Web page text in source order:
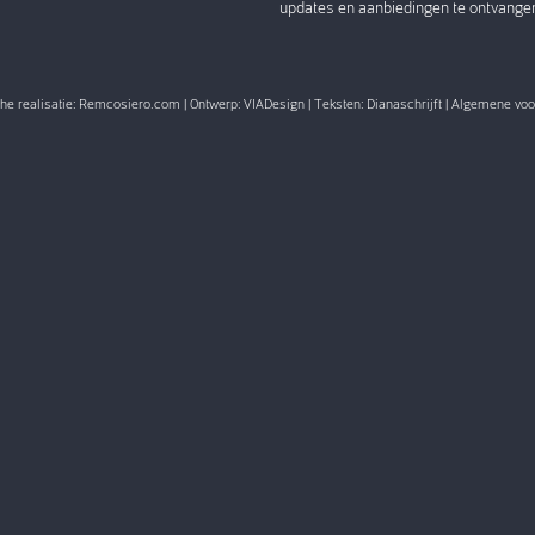
updates en aanbiedingen te
realisatie: Remcosiero.com | Ontwerp: VIADesign | Teksten: Dianaschrijft | Algemene